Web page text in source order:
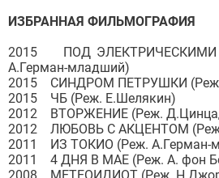
ИЗБРАННАЯ ФИЛЬМОГРАФИЯ
2015 ПОД
А.Герман-младший)
2015 СИНДРОМ ПЕТРУШКИ (Реж.
2015 ЧБ (Реж. Е.Шелякин)
2012 ВТОРЖЕНИЕ (Реж.
2012 ЛЮБОВЬ С АКЦЕНТОМ (Реж.
2011 ИЗ ТОКИО (Реж. А.Герман-
2011 4 ДНЯ В МАЕ (Реж. А. фон